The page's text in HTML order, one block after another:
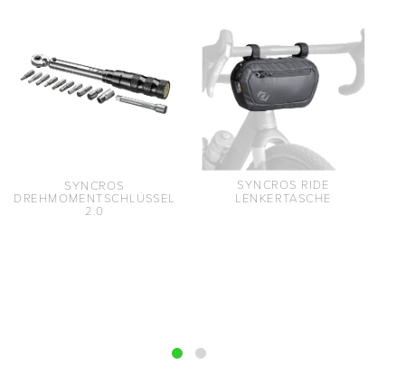
SYNCROS
DREHMOMENTSCHLÜSSEL
2.0
SYNCROS RIDE
LENKERTASCHE